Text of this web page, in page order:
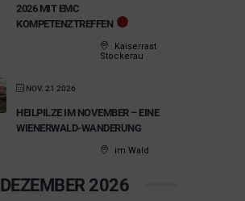
2026 MIT EMC
KOMPETENZTREFFEN
Kaiserrast
Stockerau
NOV. 21 2026
HEILPILZE IM NOVEMBER – EINE
WIENERWALD-WANDERUNG
im Wald
DEZEMBER 2026